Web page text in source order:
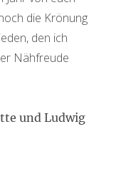
die Krönung
den ich
Nähfreude